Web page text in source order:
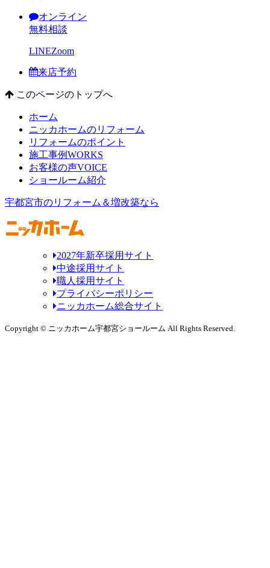
オンライン
無料相談
LINEZoom
来店予約
このページのトップへ
ホーム
ニッカホームのリフォーム
リフォームのポイント
施工事例WORKS
お客様の声VOICE
ショールーム紹介
宇都宮市のリフォーム＆増改築なら
2027年新卒採用サイト
中途採用サイト
職人採用サイト
プライバシーポリシー
ニッカホーム総合サイト
Copyright © ニッカホーム宇都宮ショールーム All Rights Reserved.